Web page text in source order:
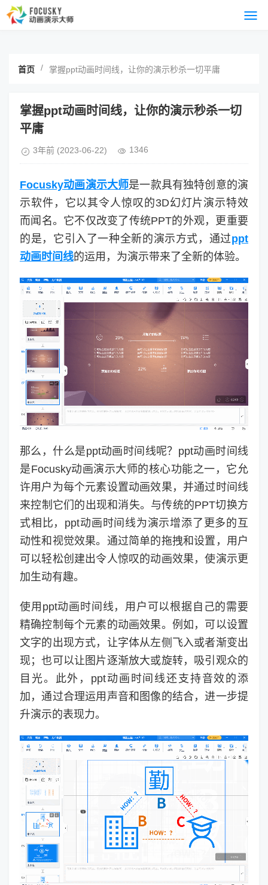
首页 / 掌握ppt动画时间线，让你的演示秒杀一切平庸
掌握ppt动画时间线，让你的演示秒杀一切
平庸
3年前 (2023-06-22) 1346
Focusky动画演示大师是一款具有独特创意的演
示软件，它以其令人惊叹的3D幻灯片演示特效
而闻名。它不仅改变了传统PPT的外观，更重要
的是，它引入了一种全新的演示方式，通过ppt
动画时间线的运用，为演示带来了全新的体验。
那么，什么是ppt动画时间线呢？ppt动画时间线
是Focusky动画演示大师的核心功能之一，它允
许用户为每个元素设置动画效果，并通过时间线
来控制它们的出现和消失。与传统的PPT切换方
式相比，ppt动画时间线为演示增添了更多的互
动性和视觉效果。通过简单的拖拽和设置，用户
可以轻松创建出令人惊叹的动画效果，使演示更
加生动有趣。
使用ppt动画时间线，用户可以根据自己的需要
精确控制每个元素的动画效果。例如，可以设置
文字的出现方式，让字体从左侧飞入或者渐变出
现；也可以让图片逐渐放大或旋转，吸引观众的
目光。此外，ppt动画时间线还支持音效的添
加，通过合理运用声音和图像的结合，进一步提
升演示的表现力。